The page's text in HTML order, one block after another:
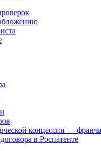
концессии —
в Роспатенте